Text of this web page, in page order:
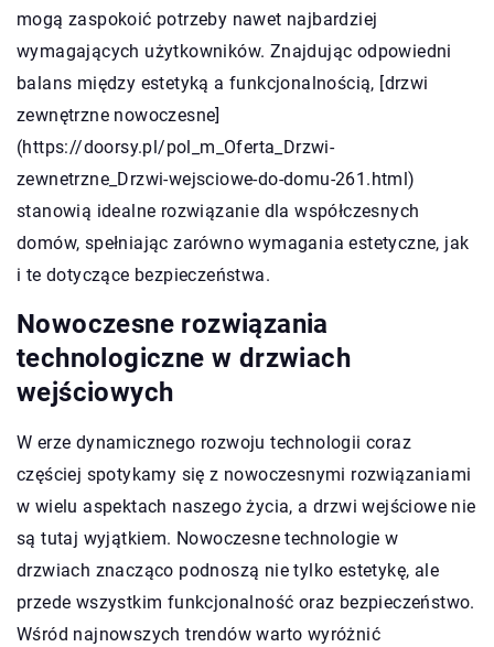
mogą zaspokoić potrzeby nawet najbardziej
wymagających użytkowników. Znajdując odpowiedni
balans między estetyką a funkcjonalnością, [drzwi
zewnętrzne nowoczesne]
(https://doorsy.pl/pol_m_Oferta_Drzwi-
zewnetrzne_Drzwi-wejsciowe-do-domu-261.html)
stanowią idealne rozwiązanie dla współczesnych
domów, spełniając zarówno wymagania estetyczne, jak
i te dotyczące bezpieczeństwa.
Nowoczesne rozwiązania
technologiczne w drzwiach
wejściowych
W erze dynamicznego rozwoju technologii coraz
częściej spotykamy się z nowoczesnymi rozwiązaniami
w wielu aspektach naszego życia, a drzwi wejściowe nie
są tutaj wyjątkiem. Nowoczesne technologie w
drzwiach znacząco podnoszą nie tylko estetykę, ale
przede wszystkim funkcjonalność oraz bezpieczeństwo.
Wśród najnowszych trendów warto wyróżnić